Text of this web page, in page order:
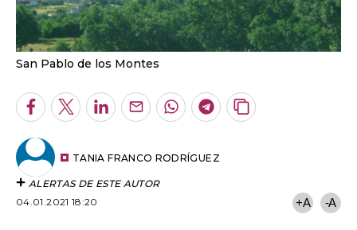
San Pablo de los Montes
Facebook
TwitterLinkedInEnviarWhatsapp
Telegram
Copiar
TANIA FRANCO RODRÍGUEZ
ALERTAS DE ESTE AUTOR
04.01.2021 18:20
+A -A